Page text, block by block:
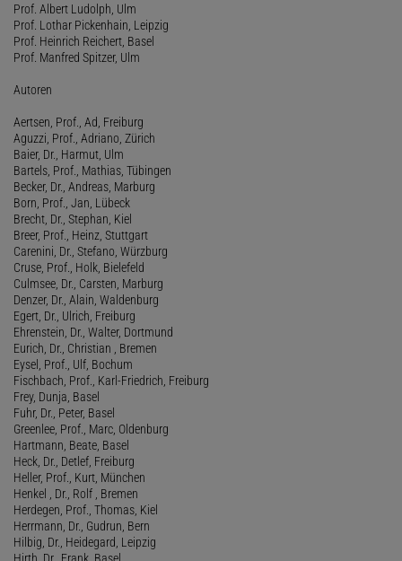
Prof. Albert Ludolph, Ulm
Prof. Lothar Pickenhain, Leipzig
Prof. Heinrich Reichert, Basel
Prof. Manfred Spitzer, Ulm
Autoren
Aertsen, Prof., Ad, Freiburg
Aguzzi, Prof., Adriano, Zürich
Baier, Dr., Harmut, Ulm
Bartels, Prof., Mathias, Tübingen
Becker, Dr., Andreas, Marburg
Born, Prof., Jan, Lübeck
Brecht, Dr., Stephan, Kiel
Breer, Prof., Heinz, Stuttgart
Carenini, Dr., Stefano, Würzburg
Cruse, Prof., Holk, Bielefeld
Culmsee, Dr., Carsten, Marburg
Denzer, Dr., Alain, Waldenburg
Egert, Dr., Ulrich, Freiburg
Ehrenstein, Dr., Walter, Dortmund
Eurich, Dr., Christian , Bremen
Eysel, Prof., Ulf, Bochum
Fischbach, Prof., Karl-Friedrich, Freiburg
Frey, Dunja, Basel
Fuhr, Dr., Peter, Basel
Greenlee, Prof., Marc, Oldenburg
Hartmann, Beate, Basel
Heck, Dr., Detlef, Freiburg
Heller, Prof., Kurt, München
Henkel , Dr., Rolf , Bremen
Herdegen, Prof., Thomas, Kiel
Herrmann, Dr., Gudrun, Bern
Hilbig, Dr., Heidegard, Leipzig
Hirth, Dr., Frank, Basel